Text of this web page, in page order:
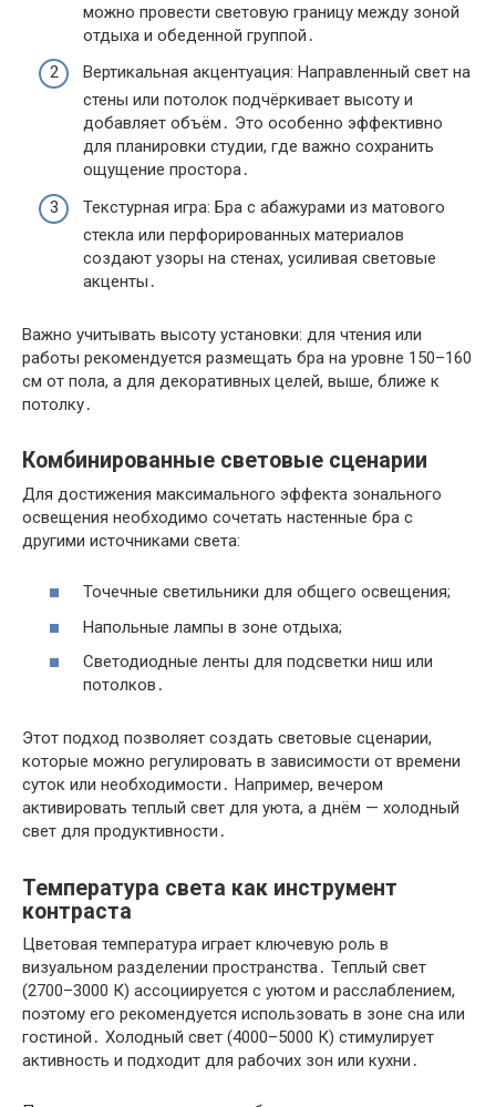
можно провести световую границу между зоной
отдыха и обеденной группой․
Вертикальная акцентуация: Направленный свет на
стены или потолок подчёркивает высоту и
добавляет объём․ Это особенно эффективно
для планировки студии, где важно сохранить
ощущение простора․
Текстурная игра: Бра с абажурами из матового
стекла или перфорированных материалов
создают узоры на стенах, усиливая световые
акценты․
Важно учитывать высоту установки: для чтения или
работы рекомендуется размещать бра на уровне 150–160
см от пола, а для декоративных целей, выше, ближе к
потолку․
Комбинированные световые сценарии
Для достижения максимального эффекта зонального
освещения необходимо сочетать настенные бра с
другими источниками света:
Точечные светильники для общего освещения;
Напольные лампы в зоне отдыха;
Светодиодные ленты для подсветки ниш или
потолков․
Этот подход позволяет создать световые сценарии,
которые можно регулировать в зависимости от времени
суток или необходимости․ Например, вечером
активировать теплый свет для уюта, а днём — холодный
свет для продуктивности․
Температура света как инструмент
контраста
Цветовая температура играет ключевую роль в
визуальном разделении пространства․ Теплый свет
(2700–3000 К) ассоциируется с уютом и расслаблением,
поэтому его рекомендуется использовать в зоне сна или
гостиной․ Холодный свет (4000–5000 К) стимулирует
активность и подходит для рабочих зон или кухни․